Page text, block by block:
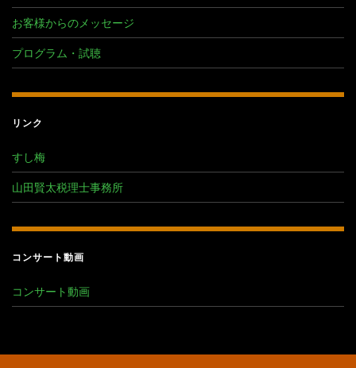
お客様からのメッセージ
プログラム・試聴
リンク
すし梅
山田賢太税理士事務所
コンサート動画
コンサート動画